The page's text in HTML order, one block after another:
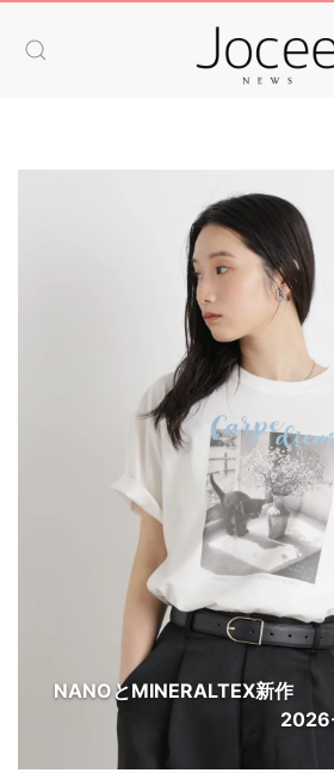
NANOとMINERALTEX新作